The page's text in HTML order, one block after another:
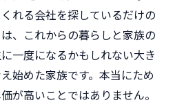
れる会社を探しているだけの
、これからの暮らしと家族の
一度になるかもしれない大き
始めた家族です。本当にため
が高いことではありません。